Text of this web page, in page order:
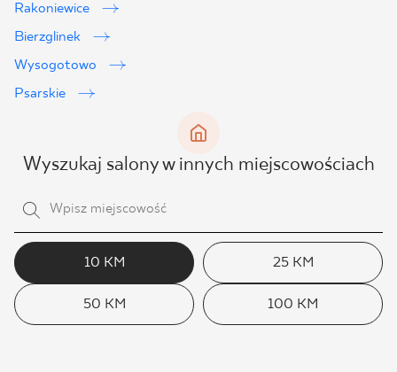
Rakoniewice
Bierzglinek
Wysogotowo
Psarskie
Wyszukaj salony w innych miejscowościach
10 KM 25 KM
50 KM 100 KM